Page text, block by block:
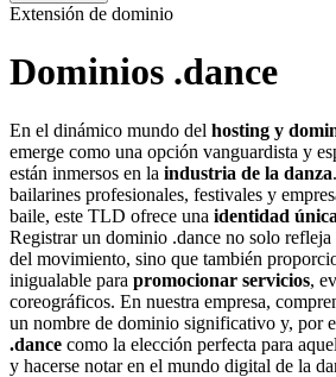
Extensión de dominio
Dominios .dance
En el dinámico mundo del hosting y
emerge como una opción vanguardista y
están inmersos en la industria de la danza
bailarines profesionales, festivales y
baile, este TLD ofrece una identidad única
Registrar un dominio .dance no solo
del movimiento, sino que también
inigualable para promocionar servicios,
coreográficos. En nuestra empresa,
un nombre de dominio significativo y, por
.dance como la elección perfecta para
y hacerse notar en el mundo digital de la